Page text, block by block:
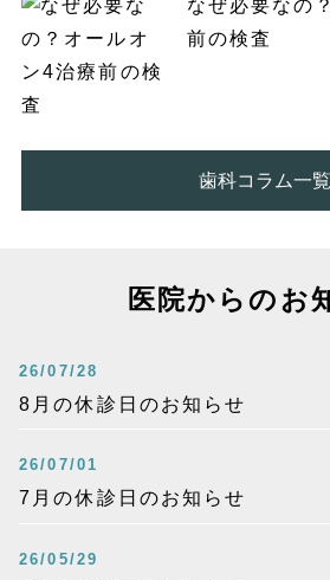
なぜ必要なの
前の検査
歯科コラム一覧
医院からのお
26/07/28
8月の休診日のお知らせ
26/07/01
7月の休診日のお知らせ
26/05/29